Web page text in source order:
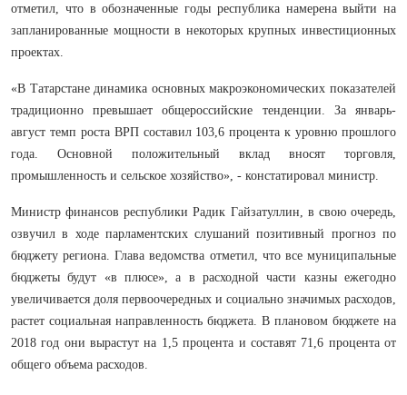
отметил, что в обозначенные годы республика намерена выйти на
запланированные мощности в некоторых крупных инвестиционных
проектах.
«В Татарстане динамика основных макроэкономических показателей
традиционно превышает общероссийские тенденции. За январь-
август темп роста ВРП составил 103,6 процента к уровню прошлого
года. Основной положительный вклад вносят торговля,
промышленность и сельское хозяйство», - констатировал министр.
Министр финансов республики Радик Гайзатуллин, в свою очередь,
озвучил в ходе парламентских слушаний позитивный прогноз по
бюджету региона. Глава ведомства отметил, что все муниципальные
бюджеты будут «в плюсе», а в расходной части казны ежегодно
увеличивается доля первоочередных и социально значимых расходов,
растет социальная направленность бюджета. В плановом бюджете на
2018 год они вырастут на 1,5 процента и составят 71,6 процента от
общего объема расходов.